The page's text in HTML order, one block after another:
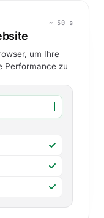
~ 30 s
um Ihre
Performance zu